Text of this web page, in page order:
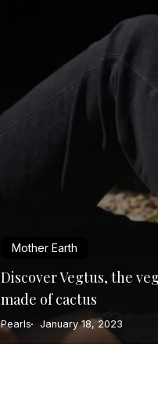
Mother Earth
Discover Vegtus, the
made of cactus
Pearls January 18, 2023